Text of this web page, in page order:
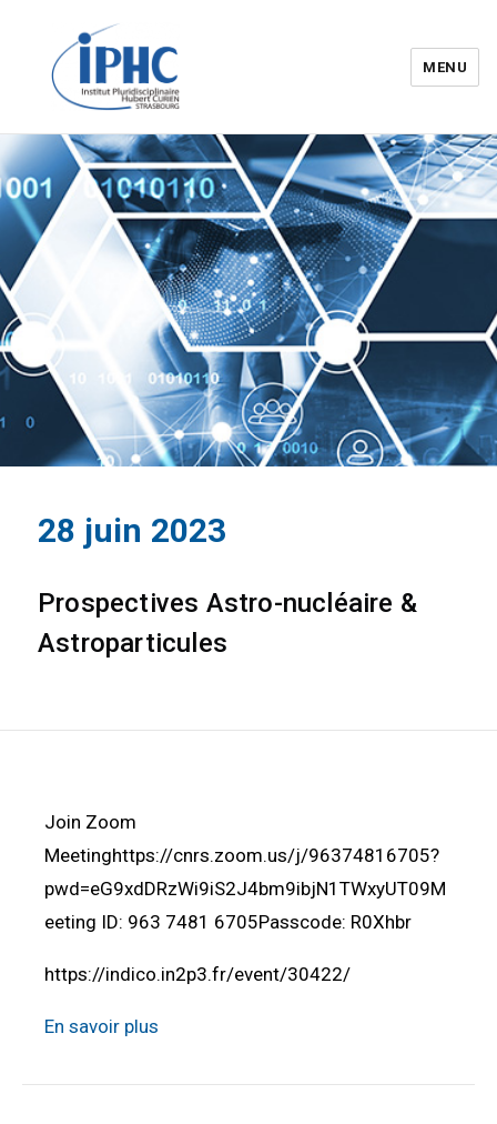
Institut pluridisciplinaire Hubert
Curien – IPHC
MENU
28 juin 2023
Prospectives Astro-nucléaire &
Astroparticules
Join Zoom
Meetinghttps://cnrs.zoom.us/j/96374816705?
pwd=eG9xdDRzWi9iS2J4bm9ibjN1TWxyUT09M
eeting ID: 963 7481 6705Passcode: R0Xhbr
https://indico.in2p3.fr/event/30422/
En savoir plus